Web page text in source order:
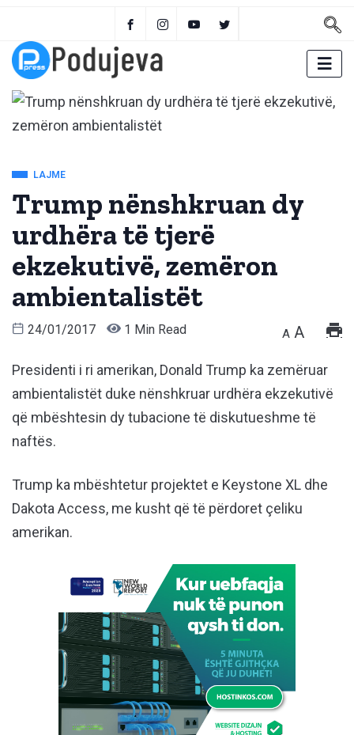
LAJME
Trump nënshkruan dy
urdhëra të tjerë
ekzekutivë, zemëron
ambientalistët
24/01/2017 1 Min Read A A
Presidenti i ri amerikan, Donald Trump ka zemëruar
ambientalistët duke nënshkruar urdhëra ekzekutivë
që mbështesin dy tubacione të diskutueshme të
naftës.
Trump ka mbështetur projektet e Keystone XL dhe
Dakota Access, me kusht që të përdoret çeliku
amerikan.